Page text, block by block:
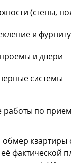
(стены,
и
и двери
системы
по
квартиры
фактической